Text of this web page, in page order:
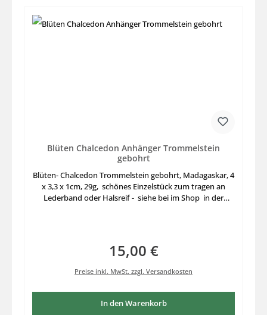
Blüten Chalcedon Anhänger Trommelstein
gebohrt
Blüten- Chalcedon Trommelstein gebohrt, Madagaskar, 4
x 3,3 x 1cm, 29g, schönes Einzelstück zum tragen an
Lederband oder Halsreif - siehe bei im Shop in der
Regulärer Preis:
15,00 €
Preise inkl. MwSt. zzgl. Versandkosten
In den Warenkorb